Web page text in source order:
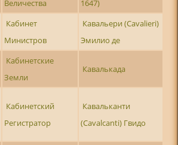
Величества
1647)
Кабинет
Министров
Кавальери (Cavalieri)
Эмилио де
Кабинетские
Земли
Кавалькада
Кабинетский
Регистратор
Кавальканти
(Cavalcanti) Гвидо